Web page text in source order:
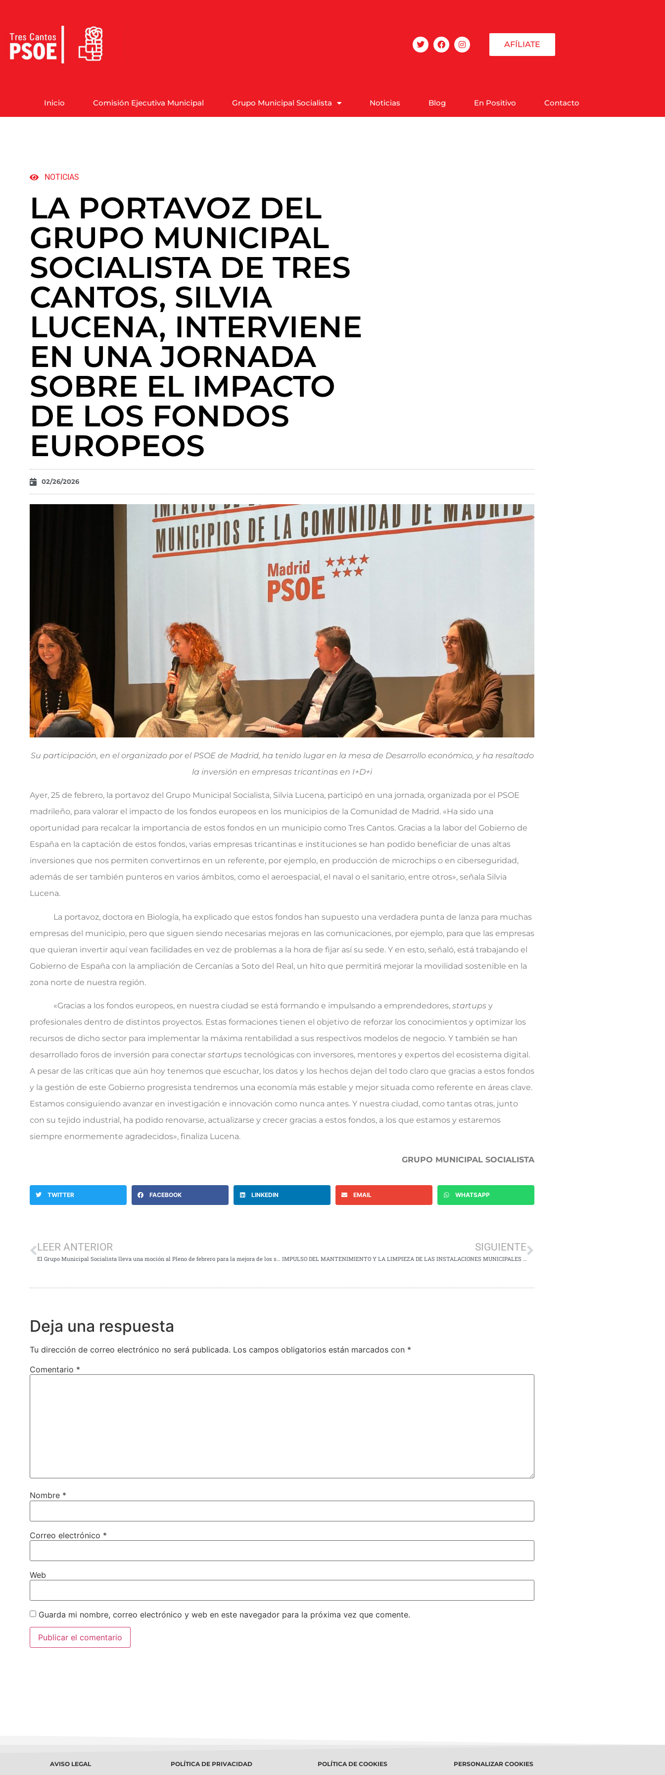
AFÍLIATE
Inicio Comisión Ejecutiva Municipal Grupo Municipal Socialista Noticias Blog En Positivo Contacto
NOTICIAS
LA PORTAVOZ DEL
GRUPO MUNICIPAL
SOCIALISTA DE TRES
CANTOS, SILVIA
LUCENA, INTERVIENE
EN UNA JORNADA
SOBRE EL IMPACTO
DE LOS FONDOS
EUROPEOS
02/26/2026
Su participación, en el organizado por el PSOE de Madrid, ha tenido lugar en la mesa de Desarrollo económico, y ha resaltado
la inversión en empresas tricantinas en I+D+i
Ayer, 25 de febrero, la portavoz del Grupo Municipal Socialista, Silvia Lucena, participó en una jornada, organizada por el PSOE
madrileño, para valorar el impacto de los fondos europeos en los municipios de la Comunidad de Madrid. «Ha sido una
oportunidad para recalcar la importancia de estos fondos en un municipio como Tres Cantos. Gracias a la labor del Gobierno de
España en la captación de estos fondos, varias empresas tricantinas e instituciones se han podido beneficiar de unas altas
inversiones que nos permiten convertirnos en un referente, por ejemplo, en producción de microchips o en ciberseguridad,
además de ser también punteros en varios ámbitos, como el aeroespacial, el naval o el sanitario, entre otros», señala Silvia
Lucena.
La portavoz, doctora en Biología, ha explicado que estos fondos han supuesto una verdadera punta de lanza para muchas
empresas del municipio, pero que siguen siendo necesarias mejoras en las comunicaciones, por ejemplo, para que las empresas
que quieran invertir aquí vean facilidades en vez de problemas a la hora de fijar así su sede. Y en esto, señaló, está trabajando el
Gobierno de España con la ampliación de Cercanías a Soto del Real, un hito que permitirá mejorar la movilidad sostenible en la
zona norte de nuestra región.
«Gracias a los fondos europeos, en nuestra ciudad se está formando e impulsando a emprendedores, startups y
profesionales dentro de distintos proyectos. Estas formaciones tienen el objetivo de reforzar los conocimientos y optimizar los
recursos de dicho sector para implementar la máxima rentabilidad a sus respectivos modelos de negocio. Y también se han
desarrollado foros de inversión para conectar startups tecnológicas con inversores, mentores y expertos del ecosistema digital.
A pesar de las críticas que aún hoy tenemos que escuchar, los datos y los hechos dejan del todo claro que gracias a estos fondos
y la gestión de este Gobierno progresista tendremos una economía más estable y mejor situada como referente en áreas clave.
Estamos consiguiendo avanzar en investigación e innovación como nunca antes. Y nuestra ciudad, como tantas otras, junto
con su tejido industrial, ha podido renovarse, actualizarse y crecer gracias a estos fondos, a los que estamos y estaremos
siempre enormemente agradecidos», finaliza Lucena.
GRUPO MUNICIPAL SOCIALISTA
TWITTER FACEBOOK LINKEDIN EMAIL WHATSAPP
LEER ANTERIOR SIGUIENTE
Deja una respuesta
Tu dirección de correo electrónico no será publicada. Los campos obligatorios están marcados con *
Comentario *
Nombre *
Correo electrónico *
Web
Guarda mi nombre, correo electrónico y web en este navegador para la próxima vez que comente.
AVISO LEGAL POLÍTICA DE PRIVACIDAD POLÍTICA DE COOKIES PERSONALIZAR COOKIES